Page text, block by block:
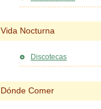
Vida Nocturna
Discotecas
Dónde Comer